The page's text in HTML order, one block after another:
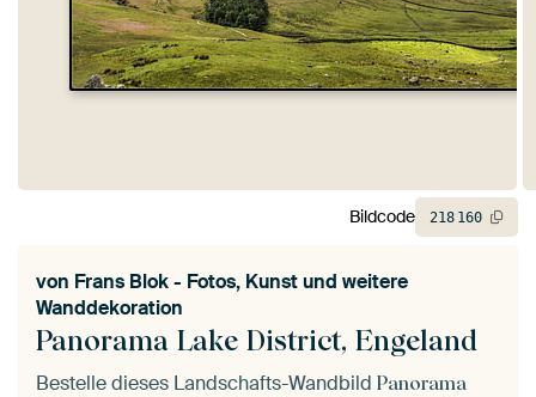
Panorama Lake District, Engeland
von Frans Blok - Fotos, Kunst und weitere
Wanddekoration
Bestelle dieses Landschafts-Wandbild Panorama
Bildcode 218 160